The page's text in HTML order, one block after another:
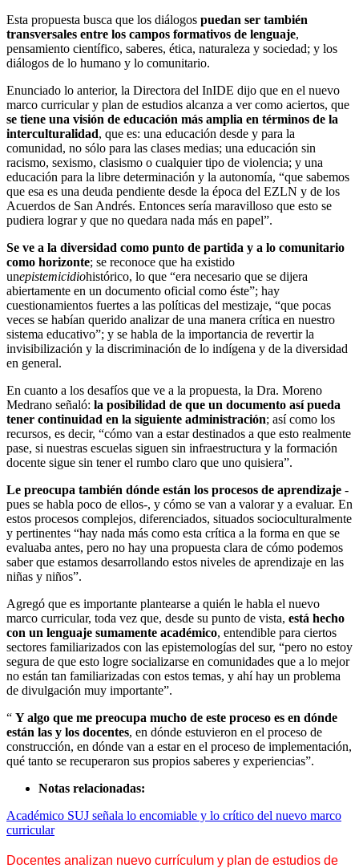
Esta propuesta busca que los diálogos puedan ser también
transversales entre los campos formativos de lenguaje,
pensamiento científico, saberes, ética, naturaleza y sociedad; y los
diálogos de lo humano y lo comunitario.
Enunciado lo anterior, la Directora del InIDE dijo que en el nuevo
marco curricular y plan de estudios alcanza a ver como aciertos, que
se tiene una visión de educación más amplia en términos de la
interculturalidad, que es: una educación desde y para la
comunidad, no sólo para las clases medias; una educación sin
racismo, sexismo, clasismo o cualquier tipo de violencia; y una
educación para la libre determinación y la autonomía, “que sabemos
que esa es una deuda pendiente desde la época del EZLN y de los
Acuerdos de San Andrés. Entonces sería maravilloso que esto se
pudiera lograr y que no quedara nada más en papel”.
Se ve a la diversidad como punto de partida y a lo comunitario
como horizonte; se reconoce que ha existido
unepistemicidiohistórico, lo que “era necesario que se dijera
abiertamente en un documento oficial como éste”; hay
cuestionamientos fuertes a las políticas del mestizaje, “que pocas
veces se habían querido analizar de una manera crítica en nuestro
sistema educativo”; y se habla de la importancia de revertir la
invisibilización y la discriminación de lo indígena y de la diversidad
en general.
En cuanto a los desafíos que ve a la propuesta, la Dra. Moreno
Medrano señaló: la posibilidad de que un documento así pueda
tener continuidad en la siguiente administración; así como los
recursos, es decir, “cómo van a estar destinados a que esto realmente
pase, si nuestras escuelas siguen sin infraestructura y la formación
docente sigue sin tener el rumbo claro que uno quisiera”.
Le preocupa también dónde están los procesos de aprendizaje -
pues se habla poco de ellos-, y cómo se van a valorar y a evaluar. En
estos procesos complejos, diferenciados, situados socioculturalmente
y pertinentes “hay nada más como esta crítica a la forma en que se
evaluaba antes, pero no hay una propuesta clara de cómo podemos
saber que estamos desarrollando estos niveles de aprendizaje en las
niñas y niños”.
Agregó que es importante plantearse a quién le habla el nuevo
marco curricular, toda vez que, desde su punto de vista, está hecho
con un lenguaje sumamente académico, entendible para ciertos
sectores familiarizados con las epistemologías del sur, “pero no estoy
segura de que esto logre socializarse en comunidades que a lo mejor
no están tan familiarizadas con estos temas, y ahí hay un problema
de divulgación muy importante”.
“ Y algo que me preocupa mucho de este proceso es en dónde
están las y los docentes, en dónde estuvieron en el proceso de
construcción, en dónde van a estar en el proceso de implementación,
qué tanto se recuperaron sus propios saberes y experiencias”.
Notas relacionadas:
Académico SUJ señala lo encomiable y lo crítico del nuevo marco
curricular
Docentes analizan nuevo currículum y plan de estudios de